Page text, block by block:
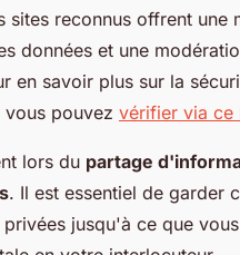
sites reconnus offrent une
données et une
en savoir plus sur la
pouvez vérifier via ce
lors du partage
. Il est essentiel de garder
jusqu'à ce que